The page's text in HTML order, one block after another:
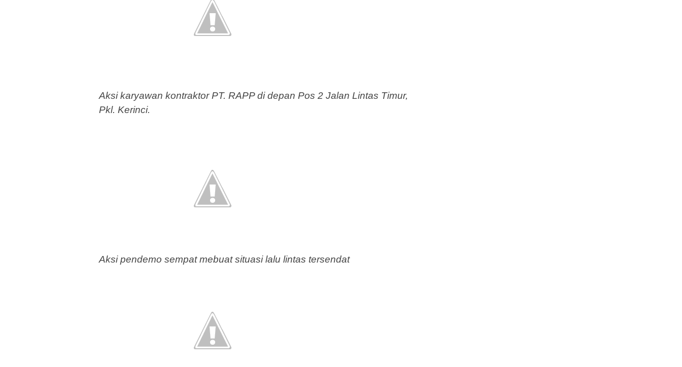
Aksi karyawan kontraktor PT. RAPP di depan Pos 2 Jalan Lintas Timur,
Pkl. Kerinci.
Aksi pendemo sempat mebuat situasi lalu lintas tersendat